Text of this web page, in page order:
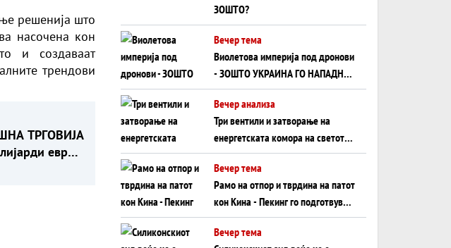
решенија што
насочена кон
и создаваат
трендови
ТРГОВИЈА
евра
ЗОШТО?
Вечер тема
Виолетова империја под дронови
- ЗОШТО УКРАИНА ГО НАПАДНА
РУСКИОТ WILDBERRIES
Вечер анализа
Три вентили и затворање на
енергетската комора на светот:
Нападот во Суец најавува
глобален енергетски инфаркт?
Вечер тема
Рамо на отпор и тврдина на патот
кон Кина - Пекинг го подготвува
Иран за американска копнена
инвазија
Вечер тема